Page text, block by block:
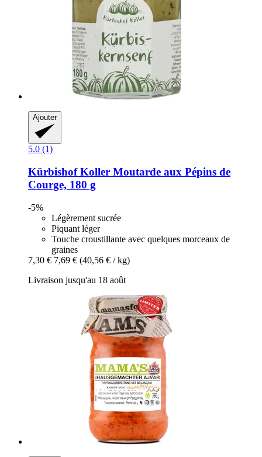
Ajouter
5.0 (1)
Kürbishof Koller Moutarde aux Pépins de
Courge, 180 g
-5%
Légèrement sucrée
Piquant léger
Touche croustillante avec quelques morceaux de
graines
7,30 € 7,69 € (40,56 € / kg)
Livraison jusqu'au 18 août